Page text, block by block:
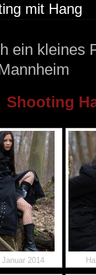
mit Hang
ein kleines
Shooting
Januar 2014